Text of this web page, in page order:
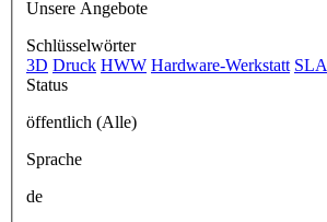
Unsere Angebote
Schlüsselwörter
3D Druck HWW Hardware-Werkstatt SLA
Status
öffentlich (Alle)
Sprache
de